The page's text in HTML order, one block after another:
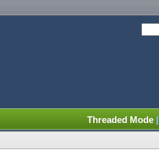
Threaded Mode |